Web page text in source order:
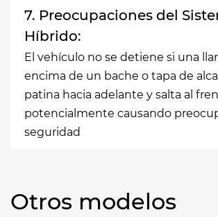
7. Preocupaciones del
Híbrido:
El vehículo no se detiene si una
encima de un bache o tapa de
patina hacia adelante y salta al
potencialmente causando
seguridad
Otros modelos